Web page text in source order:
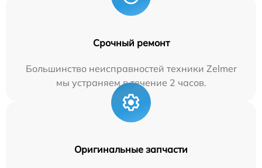
Срочный ремонт
Большинство неисправностей техники Zelmer
мы устраняем в течение 2 часов.
Оригинальные запчасти